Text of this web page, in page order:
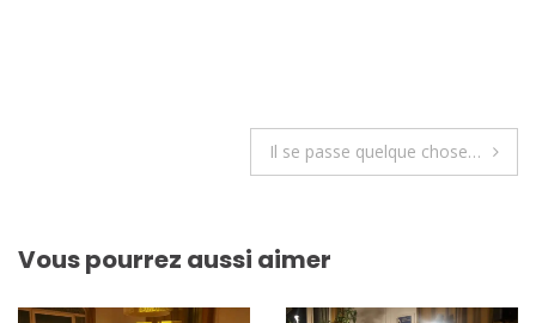
l’article
Il se passe quelque chose…
Vous pourrez aussi aimer